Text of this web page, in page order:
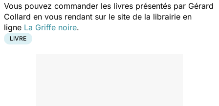
Vous pouvez commander les livres présentés par Gérard
Collard en vous rendant sur le site de la librairie en
ligne La Griffe noire.
LIVRE